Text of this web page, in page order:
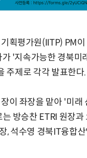
획평가원(IITP) PM
'지속가능한 경북
주제로 각각 발표한다.
이 좌장을 맡아 '미
방승찬 ETRI 원장
, 석수영 경북IT융합